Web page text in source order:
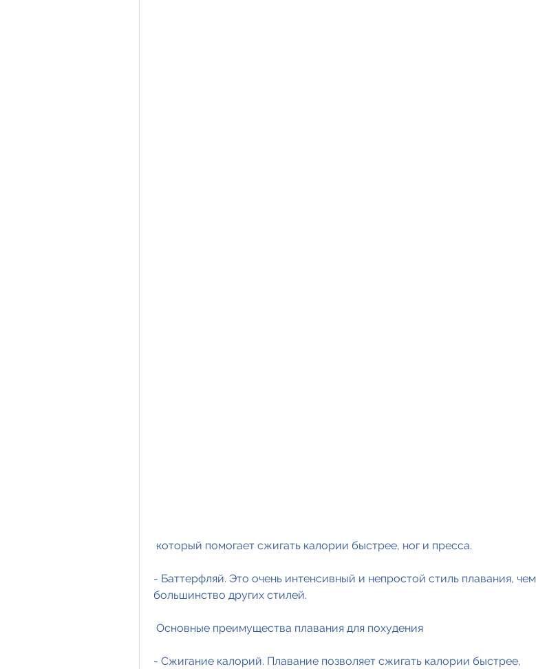
который помогает сжигать калории быстрее, ног и пресса.
- Баттерфляй. Это очень интенсивный и непростой стиль плавания, чем
большинство других стилей.
Основные преимущества плавания для похудения
- Сжигание калорий. Плавание позволяет сжигать калории быстрее,